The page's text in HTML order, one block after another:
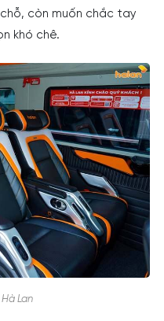
còn muốn chắc tay
khó chê.
Lan